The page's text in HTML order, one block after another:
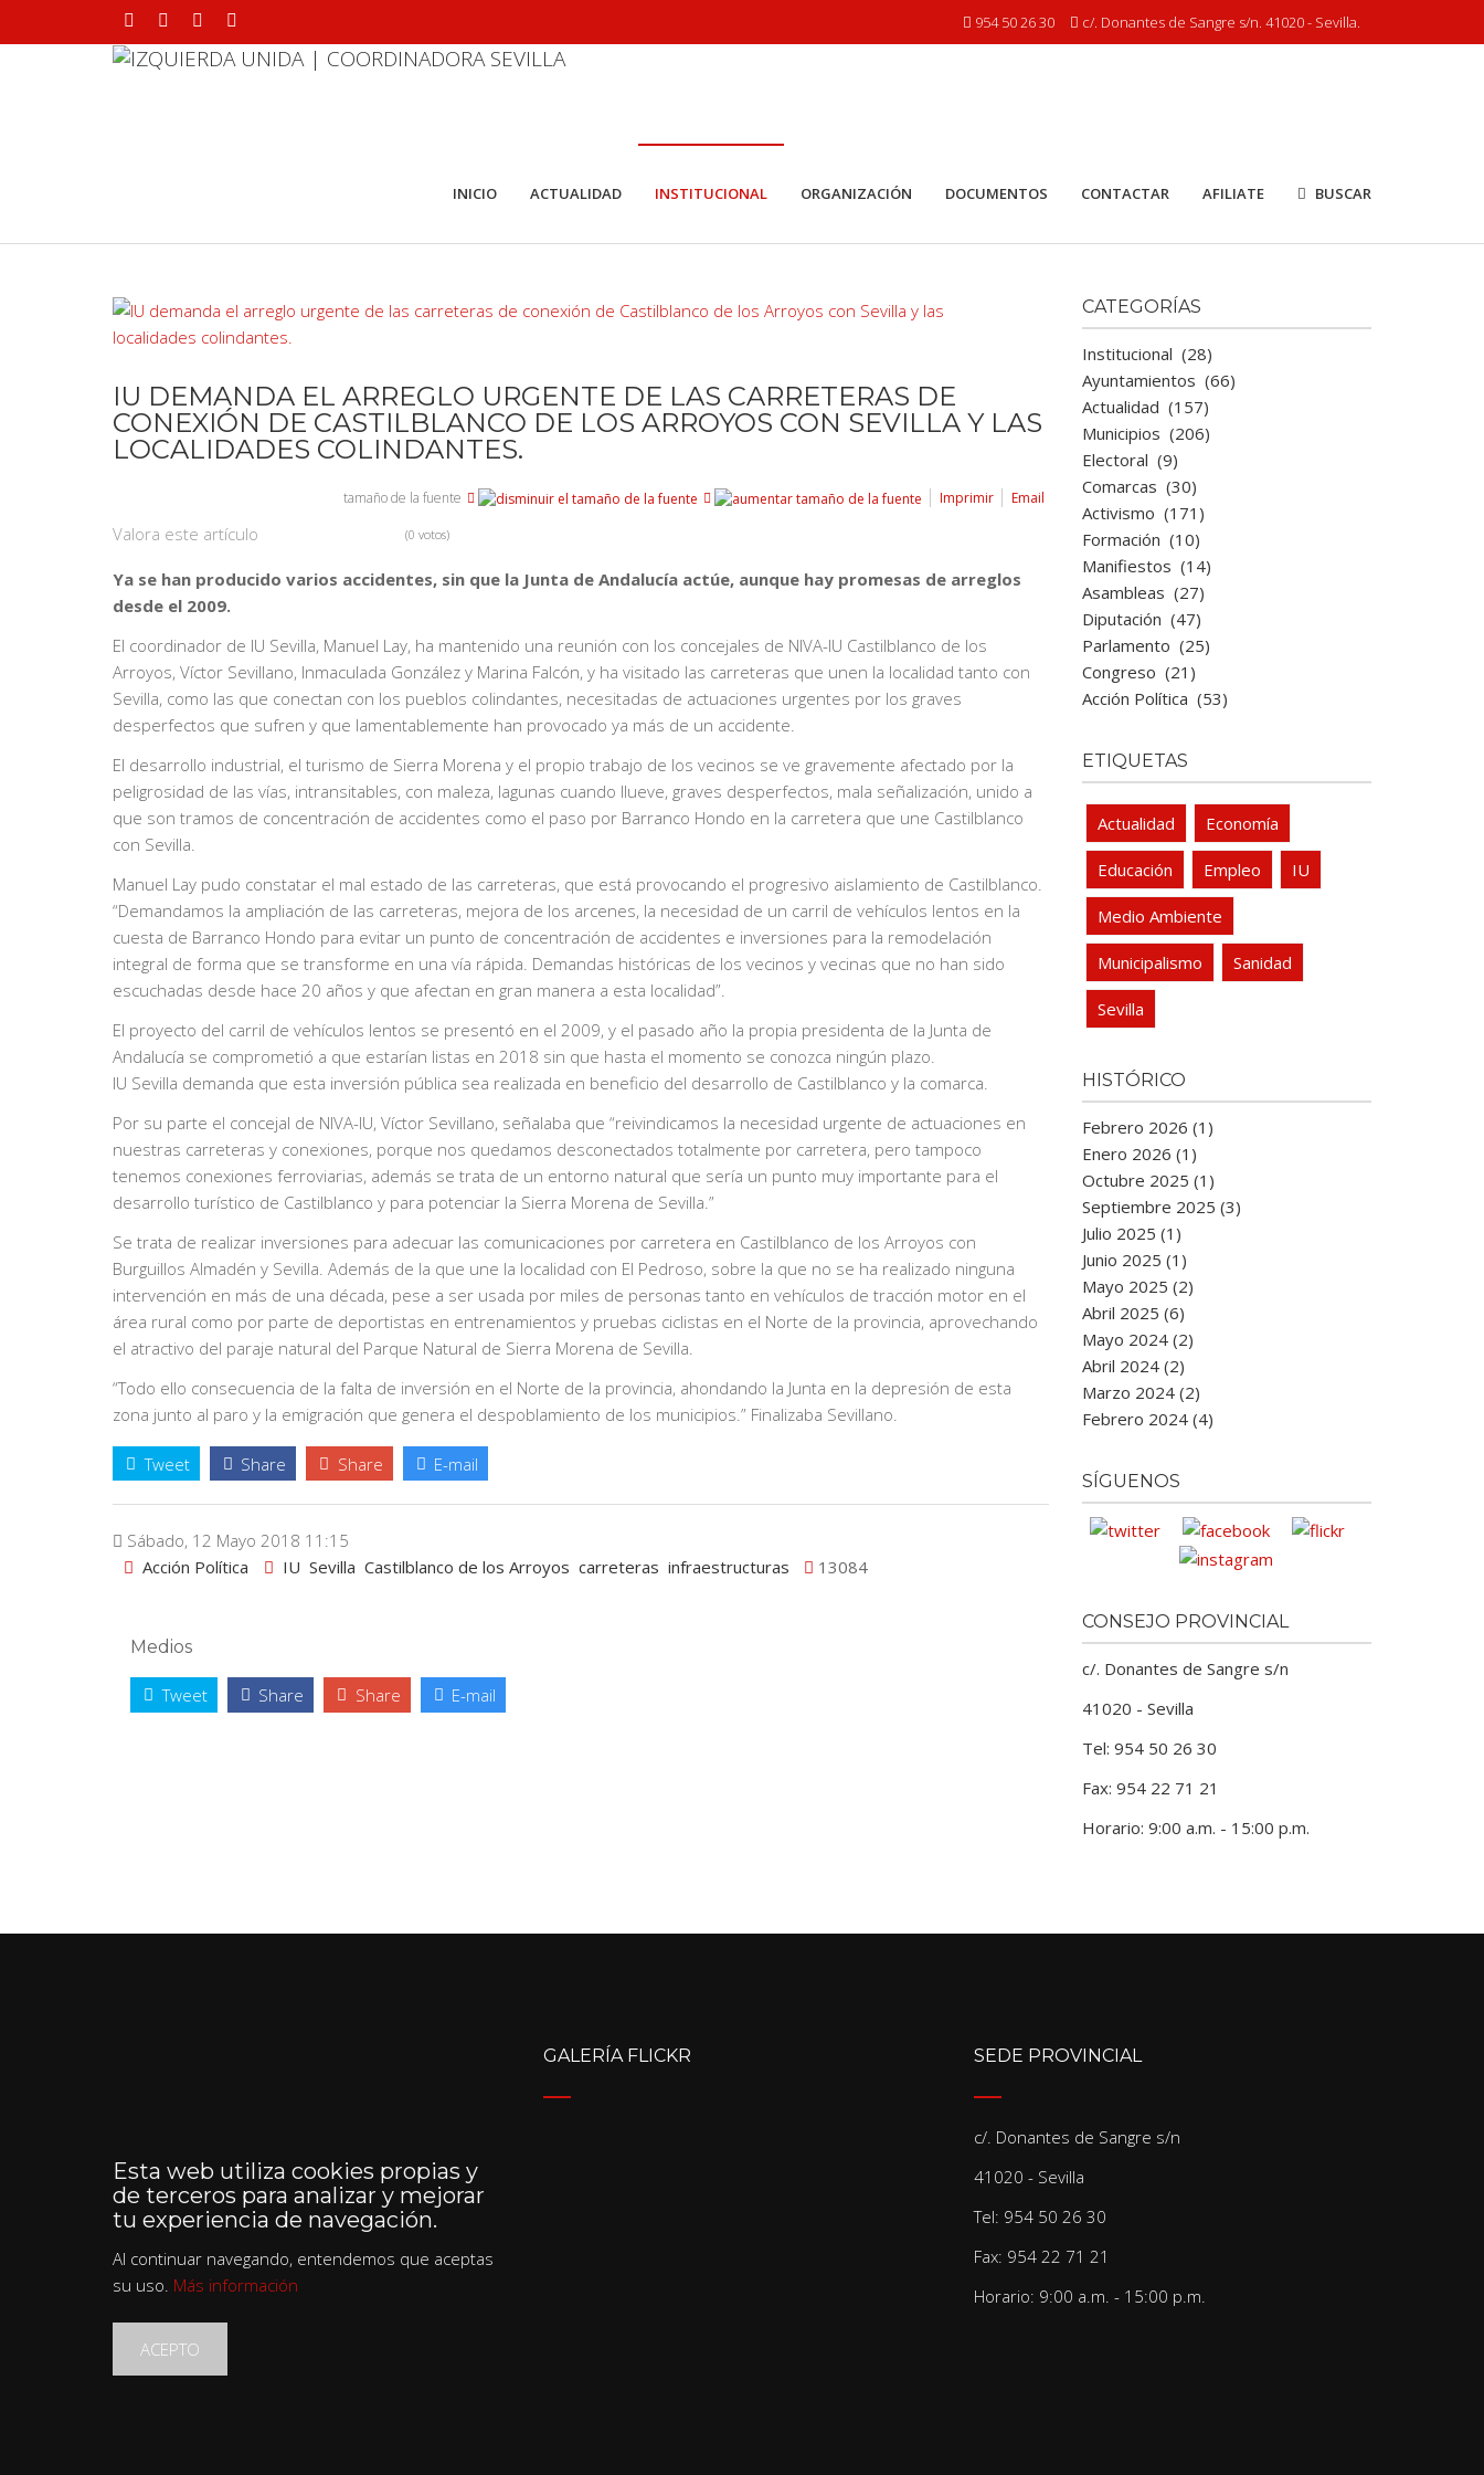
954 50 26 30 c/. Donantes de Sangre s/n. 41020 - Sevilla.
INICIO ACTUALIDAD INSTITUCIONAL ORGANIZACIÓN DOCUMENTOS CONTACTAR AFILIATE BUSCAR
IU DEMANDA EL ARREGLO URGENTE DE LAS CARRETERAS DE
CONEXIÓN DE CASTILBLANCO DE LOS ARROYOS CON SEVILLA Y LAS
LOCALIDADES COLINDANTES.
tamaño de la fuente Imprimir Email
Valora este artículo (0 votos)
Ya se han producido varios accidentes, sin que la Junta de Andalucía actúe, aunque hay promesas de arreglos
desde el 2009.
El coordinador de IU Sevilla, Manuel Lay, ha mantenido una reunión con los concejales de NIVA-IU Castilblanco de los
Arroyos, Víctor Sevillano, Inmaculada González y Marina Falcón, y ha visitado las carreteras que unen la localidad tanto con
Sevilla, como las que conectan con los pueblos colindantes, necesitadas de actuaciones urgentes por los graves
desperfectos que sufren y que lamentablemente han provocado ya más de un accidente.
El desarrollo industrial, el turismo de Sierra Morena y el propio trabajo de los vecinos se ve gravemente afectado por la
peligrosidad de las vías, intransitables, con maleza, lagunas cuando llueve, graves desperfectos, mala señalización, unido a
que son tramos de concentración de accidentes como el paso por Barranco Hondo en la carretera que une Castilblanco
con Sevilla.
Manuel Lay pudo constatar el mal estado de las carreteras, que está provocando el progresivo aislamiento de Castilblanco.
“Demandamos la ampliación de las carreteras, mejora de los arcenes, la necesidad de un carril de vehículos lentos en la
cuesta de Barranco Hondo para evitar un punto de concentración de accidentes e inversiones para la remodelación
integral de forma que se transforme en una vía rápida. Demandas históricas de los vecinos y vecinas que no han sido
escuchadas desde hace 20 años y que afectan en gran manera a esta localidad”.
El proyecto del carril de vehículos lentos se presentó en el 2009, y el pasado año la propia presidenta de la Junta de
Andalucía se comprometió a que estarían listas en 2018 sin que hasta el momento se conozca ningún plazo.
IU Sevilla demanda que esta inversión pública sea realizada en beneficio del desarrollo de Castilblanco y la comarca.
Por su parte el concejal de NIVA-IU, Víctor Sevillano, señalaba que “reivindicamos la necesidad urgente de actuaciones en
nuestras carreteras y conexiones, porque nos quedamos desconectados totalmente por carretera, pero tampoco
tenemos conexiones ferroviarias, además se trata de un entorno natural que sería un punto muy importante para el
desarrollo turístico de Castilblanco y para potenciar la Sierra Morena de Sevilla.”
Se trata de realizar inversiones para adecuar las comunicaciones por carretera en Castilblanco de los Arroyos con
Burguillos Almadén y Sevilla. Además de la que une la localidad con El Pedroso, sobre la que no se ha realizado ninguna
intervención en más de una década, pese a ser usada por miles de personas tanto en vehículos de tracción motor en el
área rural como por parte de deportistas en entrenamientos y pruebas ciclistas en el Norte de la provincia, aprovechando
el atractivo del paraje natural del Parque Natural de Sierra Morena de Sevilla.
“Todo ello consecuencia de la falta de inversión en el Norte de la provincia, ahondando la Junta en la depresión de esta
zona junto al paro y la emigración que genera el despoblamiento de los municipios.” Finalizaba Sevillano.
Tweet Share Share E-mail
Sábado, 12 Mayo 2018 11:15
Acción Política
IU Sevilla Castilblanco de los Arroyos carreteras infraestructuras 13084
Medios
Tweet Share Share E-mail
CATEGORÍAS
Institucional (28)
Ayuntamientos (66)
Actualidad (157)
Municipios (206)
Electoral (9)
Comarcas (30)
Activismo (171)
Formación (10)
Manifiestos (14)
Asambleas (27)
Diputación (47)
Parlamento (25)
Congreso (21)
Acción Política (53)
ETIQUETAS
Actualidad Economía
Educación Empleo IU
Medio Ambiente
Municipalismo Sanidad
Sevilla
HISTÓRICO
Febrero 2026 (1)
Enero 2026 (1)
Octubre 2025 (1)
Septiembre 2025 (3)
Julio 2025 (1)
Junio 2025 (1)
Mayo 2025 (2)
Abril 2025 (6)
Mayo 2024 (2)
Abril 2024 (2)
Marzo 2024 (2)
Febrero 2024 (4)
SÍGUENOS
CONSEJO PROVINCIAL
c/. Donantes de Sangre s/n
41020 - Sevilla
Tel: 954 50 26 30
Fax: 954 22 71 21
Horario: 9:00 a.m. - 15:00 p.m.
Esta web utiliza cookies propias y
de terceros para analizar y mejorar
tu experiencia de navegación.
Al continuar navegando, entendemos que aceptas
su uso. Más información
ACEPTO
GALERÍA FLICKR SEDE PROVINCIAL
c/. Donantes de Sangre s/n
41020 - Sevilla
Tel: 954 50 26 30
Fax: 954 22 71 21
Horario: 9:00 a.m. - 15:00 p.m.